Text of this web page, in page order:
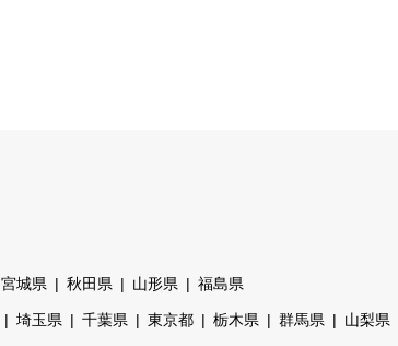
宮城県 秋田県 山形県 福島県
埼玉県 千葉県 東京都 栃木県 群馬県 山梨県